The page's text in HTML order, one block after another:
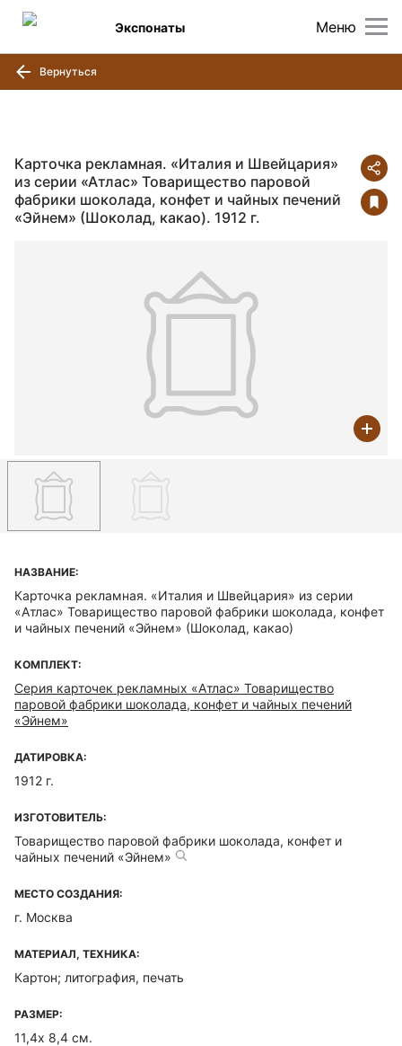
Меню
Экспонаты
Вернуться
Карточка рекламная. «Италия и Швейцария»
из серии «Атлас» Товарищество паровой
фабрики шоколада, конфет и чайных печений
«Эйнем» (Шоколад, какао). 1912 г.
НАЗВАНИЕ:
Карточка рекламная. «Италия и Швейцария» из серии
«Атлас» Товарищество паровой фабрики шоколада, конфет
и чайных печений «Эйнем» (Шоколад, какао)
КОМПЛЕКТ:
Серия карточек рекламных «Атлас» Товарищество
паровой фабрики шоколада, конфет и чайных печений
«Эйнем»
ДАТИРОВКА:
1912 г.
ИЗГОТОВИТЕЛЬ:
Товарищество паровой фабрики шоколада, конфет и
чайных печений «Эйнем»
МЕСТО СОЗДАНИЯ:
г. Москва
МАТЕРИАЛ, ТЕХНИКА:
Картон; литография, печать
РАЗМЕР:
11,4х 8,4 см.